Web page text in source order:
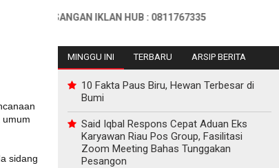
umum
sidang
IKLAN HUB : 0811767335
MINGGU INI TERBARU ARSIP BERITA
10 Fakta Paus Biru, Hewan Terbesar di
Bumi
Said Iqbal Respons Cepat Aduan Eks
Karyawan Riau Pos Group, Fasilitasi
Zoom Meeting Bahas Tunggakan
Pesangon